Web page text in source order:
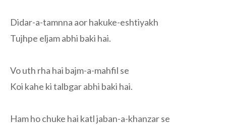
Didar-a-tamnna aor hakuke-eshtiyakh
Tujhpe eljam abhi baki hai.
Vo uth rha hai bajm-a-mahfil se
Koi kahe ki talbgar abhi baki hai.
Ham ho chuke hai katl jaban-a-khanzar se